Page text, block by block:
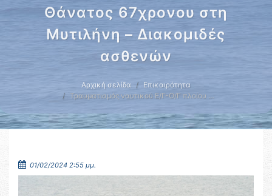
Θάνατος 67χρονου στη
Μυτιλήνη – Διακομιδές
ασθενών
Αρχική σελίδα
Επικαιρότητα
Τραυματισμός ναυτικού Ε/Γ-Ο/Γ πλοίου …
01/02/2024 2:55 μμ.